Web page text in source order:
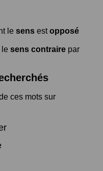
le sens estopposé
le sens contraire par
ces mots sur